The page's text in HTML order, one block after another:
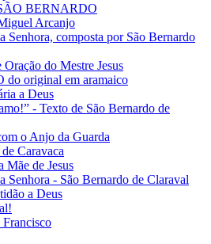
BERNARDO
Arcanjo
Senhora, composta por São Bernardo
Oração do Mestre Jesus
do original em aramaico
a Deus
- Texto de São Bernardo de
o Anjo da Guarda
Caravaca
Mãe de Jesus
Senhora - São Bernardo de Claraval
a Deus
Francisco